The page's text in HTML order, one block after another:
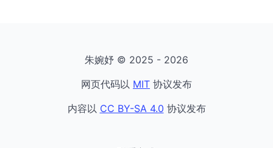
朱婉妤 © 2025 - 2026
网页代码以 MIT 协议发布
内容以 CC BY-SA 4.0 协议发布